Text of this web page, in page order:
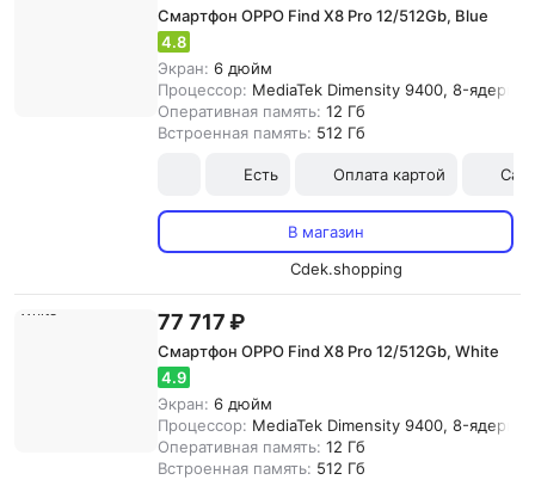
Смартфон OPPO Find X8 Pro 12/512Gb, Blue
4.8
Экран: 6 дюйм
Процессор: MediaTek Dimensity 9400, 8-
Оперативная память: 12 Гб
Встроенная память: 512 Гб
Есть Оплата картой
В магазин
Cdek.shopping
77 717 ₽
Смартфон OPPO Find X8 Pro 12/512Gb, White
4.9
Экран: 6 дюйм
Процессор: MediaTek Dimensity 9400, 8-
Оперативная память: 12 Гб
Встроенная память: 512 Гб